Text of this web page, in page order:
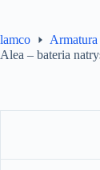
lamco Armatura
Alea – bateria